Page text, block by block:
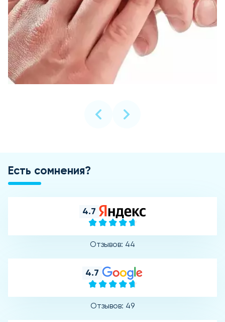
Есть сомнения?
4.7
Отзывов: 44
4.7
Отзывов: 49